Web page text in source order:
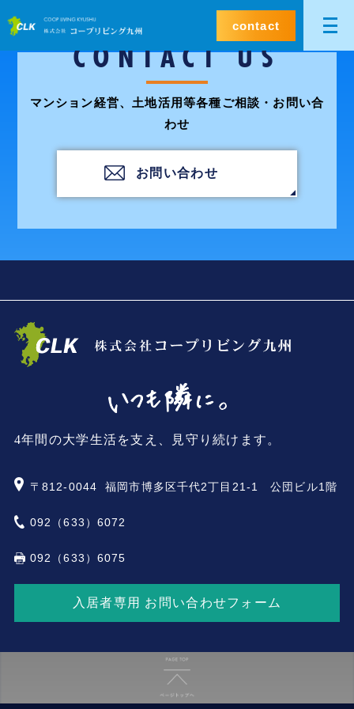
contact
CONTACT US
マンション経営、土地活用等各種ご相談・お問い合
わせ
お問い合わせ
4年間の大学生活を支え、見守り続けます。
〒812-0044 福岡市博多区千代2丁目21-1 公団ビル1階
092（633）6072
092（633）6075
入居者専用 お問い合わせフォーム